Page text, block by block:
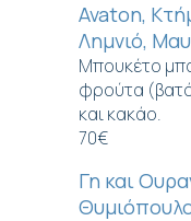
Avaton,
Λημνιό,
Μπουκέτο
φρούτα
και κακάο.
70€
Γη και